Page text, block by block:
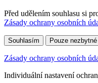
Před udělením souhlasu si
Zásady ochrany osobních
Souhlasím Pouze nezbytné
Zásady ochrany osobních
Individuální nastavení